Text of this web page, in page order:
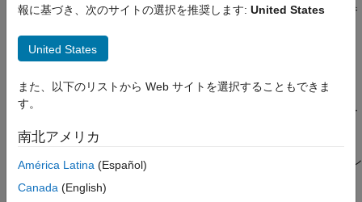
コースと評価項目の作成
問題集の共有
コラボレーターの追加
コラボレーターの表示
や他の講師からのサポートを受けることができます。これらの参
自分で作成していない問題集を削除することはできません。
問題集内の評価項目の作成、削除、および変更。コラボレー
MATLAB Grader™
コースおよび LMS コースでの問題集コン
報に基づき、次のサイトの選択を推奨します: United States
United States
また、以下のリストから Web サイトを選択することもできま
す。
南北アメリカ
América Latina (Español)
Canada (English)